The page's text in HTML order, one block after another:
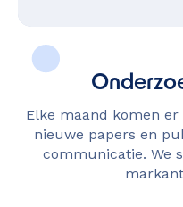
Elke maand komen
nieuwe papers en
communicatie. We